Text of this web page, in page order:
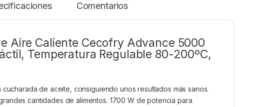
Comentarios
Aire Caliente Cecofry Advance 5000
Temperatura Regulable 80-200ºC,
de aceite, consiguiendo unos resultados más sanos.
cantidades de alimentos. 1700 W de potencia para